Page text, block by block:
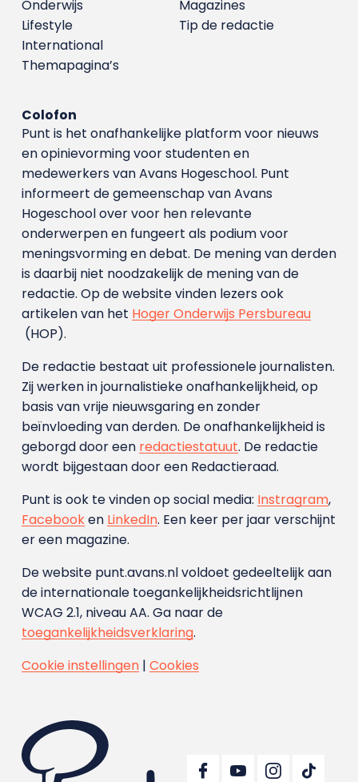
Magazines
Tip de redactie
Onderwijs
Lifestyle
International
Themapagina’s
Colofon
Punt is het onafhankelijke platform voor nieuws
en opinievorming voor studenten en
medewerkers van Avans Hoge­school. Punt
informeert de gemeenschap van Avans
Hogeschool over voor hen relevante
onderwerpen en fungeert als podium voor
meningsvorming en debat. De mening van derden
is daarbij niet noodzakelijk de mening van de
redactie. Op de website vinden lezers ook
artikelen van het Hoger Onderwijs Persbureau
(HOP).
De redactie bestaat uit professionele journalisten.
Zij werken in journalistieke onafhankelijkheid, op
basis van vrije nieuwsgaring en zonder
beïnvloeding van derden. De onafhankelijkheid is
geborgd door een redactiestatuut. De redactie
wordt bijgestaan door een Redactieraad.
Punt is ook te vinden op social media: Instragram,
Facebooken LinkedIn. Een keer per jaar verschijnt
er een magazine.
De website punt.avans.nl voldoet gedeeltelijk aan
de internationale toegankelijkheidsrichtlijnen
WCAG 2.1, niveau AA. Ga naar de
toegankelijkheidsverklaring.
Cookie instellingen| Cookies